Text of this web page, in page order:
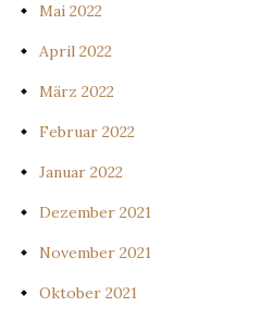
Mai 2022
April 2022
März 2022
Februar 2022
Januar 2022
Dezember 2021
November 2021
Oktober 2021